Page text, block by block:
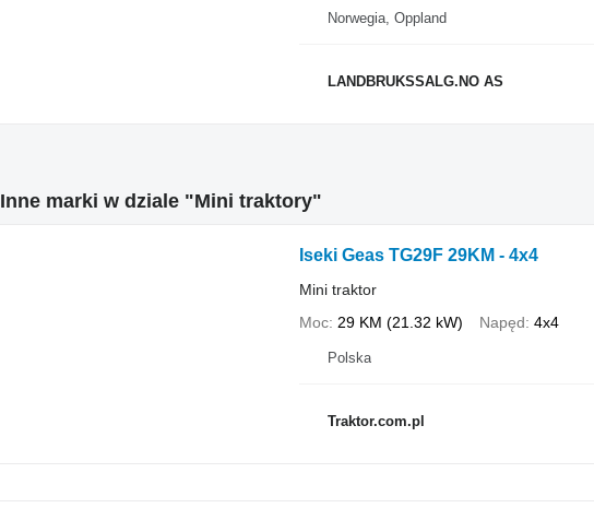
Norwegia, Oppland
LANDBRUKSSALG.NO AS
Inne marki w dziale "Mini traktory"
Iseki Geas TG29F 29KM - 4x4
Mini traktor
Moc 29 KM (21.32 kW) Napęd 4x4
Polska
Traktor.com.pl